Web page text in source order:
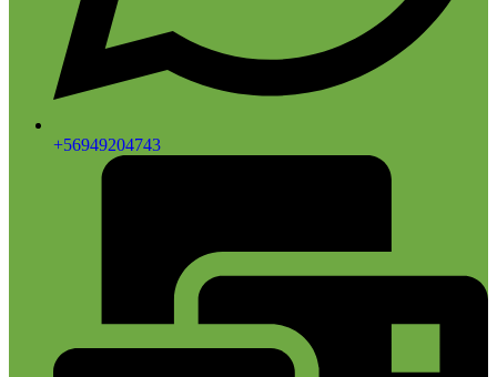
+56949204743